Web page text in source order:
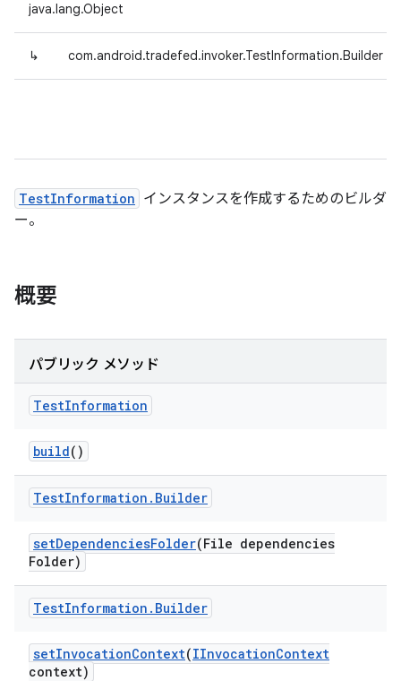
java.lang.Object
↳ com.android.tradefed.invoker.TestInformation.Builder
TestInformation インスタンスを作成するためのビルダ
ー。
概要
パブリック メソッド
TestInformation
build()
TestInformation . Builder
setDependenciesFolder(File dependencies
Folder)
TestInformation . Builder
setInvocationContext(IInvocationContext
context)